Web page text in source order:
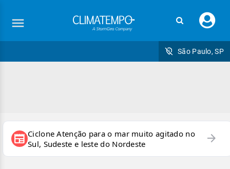
seu
São Paulo, SP
newspaper Ciclone Atenção para o mar muito agitado no
Sul, Sudeste e leste do Nordeste
arrow_forward